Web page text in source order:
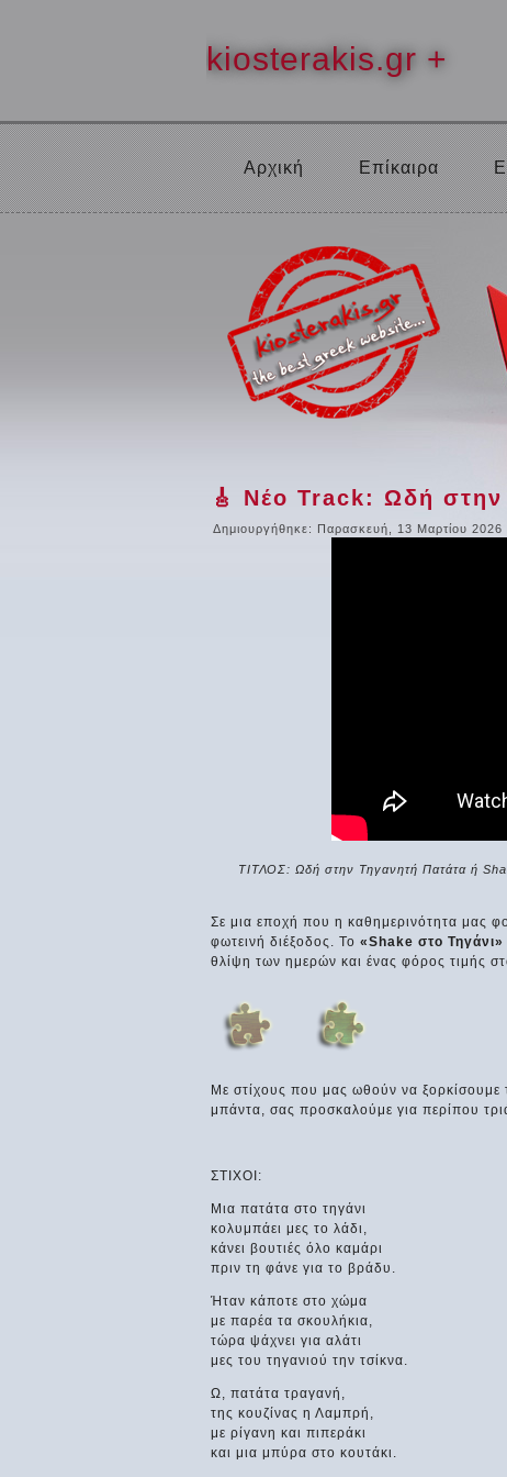
kiosterakis.gr +
Αρχική Επίκαιρα
🎸 Νέο Track: Ωδή στην
Δημιουργήθηκε: Παρασκευή, 13 Μαρτίου 2026
ΤΙΤΛΟΣ: Ωδή στην Τηγανητή Πατάτα ή
Σε μια εποχή που η καθημερινότητα μας
φωτεινή διέξοδος. Το «Shake στο Τηγάνι»
θλίψη των ημερών και ένας φόρος τιμής
Με στίχους που μας ωθούν να ξορκίσουμε
μπάντα, σας προσκαλούμε για περίπου
ΣΤΙΧΟΙ:
Μια πατάτα στο τηγάνι
κολυμπάει μες το λάδι,
κάνει βουτιές όλο καμάρι
πριν τη φάνε για το βράδυ.
Ήταν κάποτε στο χώμα
με παρέα τα σκουλήκια,
τώρα ψάχνει για αλάτι
μες του τηγανιού την τσίκνα.
Ω, πατάτα τραγανή,
της κουζίνας η Λαμπρή,
με ρίγανη και πιπεράκι
και μια μπύρα στο κουτάκι.